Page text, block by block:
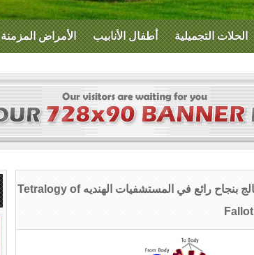
الحلات التجميلية أطفال الأنابيب الأمراض المزمنة
رباعي فاللو تشوه في القلب يصيب الاطفال يعالج بنجاح رائع في المستشفيات الهنديه Tetralogy of
Fallot